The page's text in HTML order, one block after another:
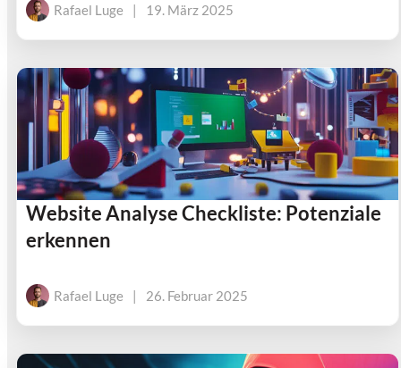
Rafael Luge | 19. März 2025
Website Analyse Checkliste: Potenziale
erkennen
Rafael Luge | 26. Februar 2025